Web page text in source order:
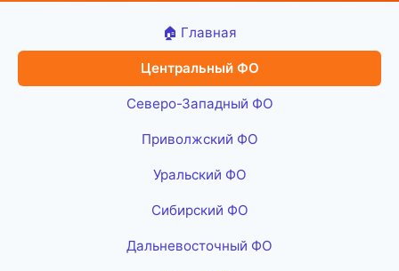
🏠 Главная
Центральный ФО
Северо-Западный ФО
Приволжский ФО
Уральский ФО
Сибирский ФО
Дальневосточный ФО